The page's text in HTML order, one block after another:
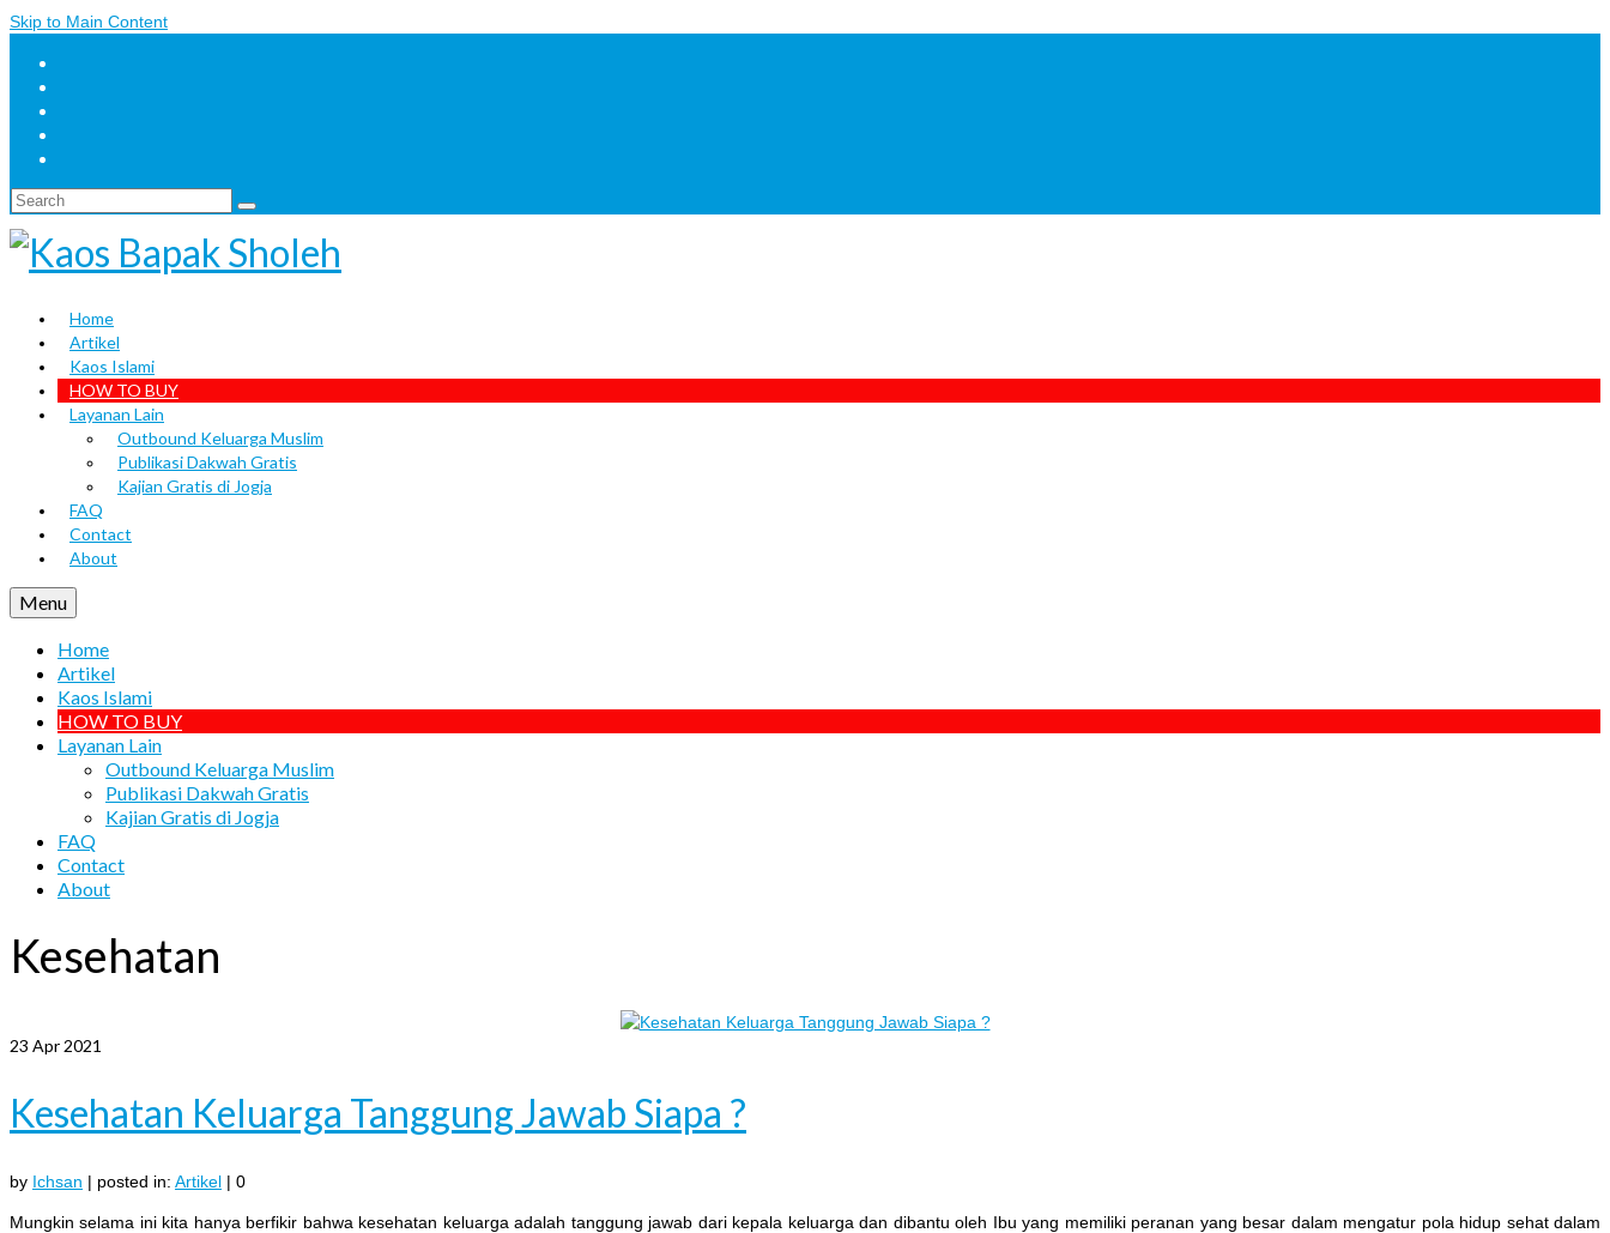
Skip to Main Content
Search
Home
Artikel
Kaos Islami
HOW TO BUY
Layanan Lain
Outbound Keluarga Muslim
Publikasi Dakwah Gratis
Kajian Gratis di Jogja
FAQ
Contact
About
Menu
Home
Artikel
Kaos Islami
HOW TO BUY
Layanan Lain
Outbound Keluarga Muslim
Publikasi Dakwah Gratis
Kajian Gratis di Jogja
FAQ
Contact
About
Kesehatan
23 Apr 2021
Kesehatan Keluarga Tanggung Jawab Siapa ?
by Ichsan | posted in: Artikel | 0
Mungkin selama ini kita hanya berfikir bahwa kesehatan keluarga adalah tanggung jawab dari kepala keluarga dan dibantu oleh Ibu yang memiliki peranan yang besar dalam mengatur pola hidup sehat dalam